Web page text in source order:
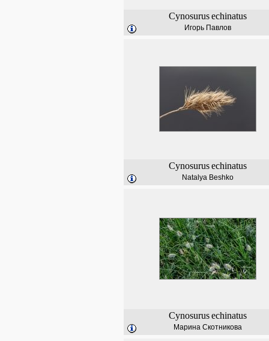
Cynosurusechinatus
Игорь Павлов
Cynosurusechinatus
Natalya Beshko
Cynosurusechinatus
Марина Скотникова